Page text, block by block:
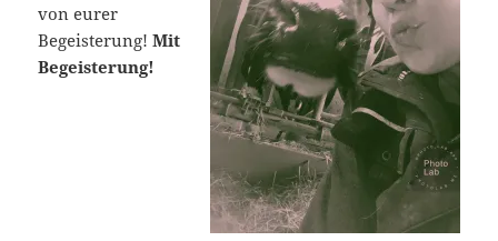
von eurer
Begeisterung!Mit
Begeisterung!